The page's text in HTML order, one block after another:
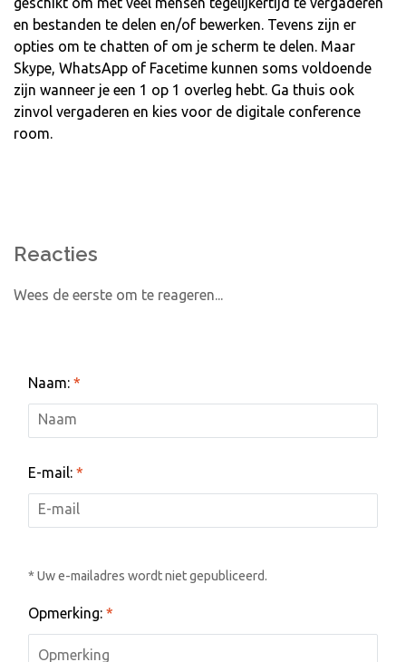
en bestanden te delen en/of bewerken. Tevens zijn er
opties om te chatten of om je scherm te delen. Maar
Skype, WhatsApp of Facetime kunnen soms voldoende
zijn wanneer je een 1 op 1 overleg hebt. Ga thuis ook
zinvol vergaderen en kies voor de digitale conference
room.
Reacties
Wees de eerste om te reageren...
Naam: *
E-mail: *
* Uw e-mailadres wordt niet gepubliceerd.
Opmerking: *